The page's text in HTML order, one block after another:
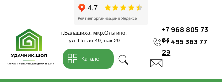
+7 968 805 73
29
Каталог